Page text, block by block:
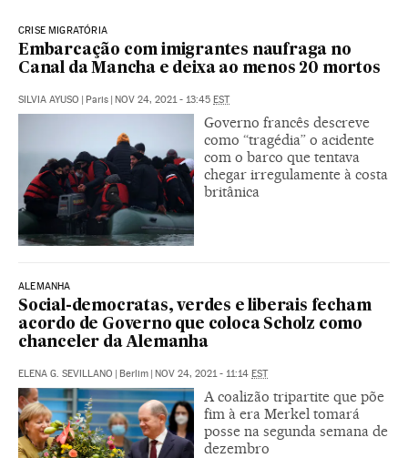
CRISE MIGRATÓRIA
Embarcação com imigrantes naufraga no
Canal da Mancha e deixa ao menos 20 mortos
SILVIA AYUSO | Paris | NOV 24, 2021 - 13:45 EST
Governo francês descreve
como “tragédia” o acidente
com o barco que tentava
chegar irregulamente à costa
britânica
ALEMANHA
Social-democratas, verdes e liberais fecham
acordo de Governo que coloca Scholz como
chanceler da Alemanha
ELENA G. SEVILLANO | Berlim | NOV 24, 2021 - 11:14 EST
A coalizão tripartite que põe
fim à era Merkel tomará
posse na segunda semana de
dezembro